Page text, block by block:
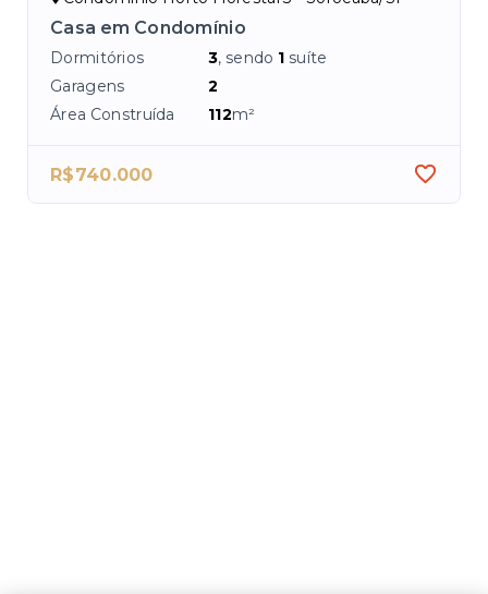
Casa em Condomínio
Dormitórios 3, sendo 1 suíte
Garagens
2
Área Construída
112m²
R$740.000